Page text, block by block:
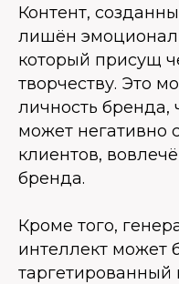
Контент,
лишён
который присущ
творчеству. Это
личность бренда,
может негативно
клиентов,
бренда.
Кроме того,
интеллект может
таргетированный